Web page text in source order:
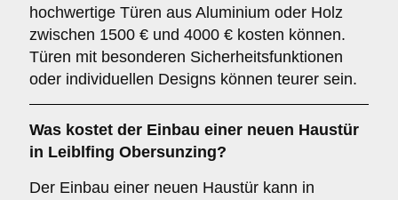
hochwertige Türen aus Aluminium oder Holz
zwischen 1500 € und 4000 € kosten können.
Türen mit besonderen Sicherheitsfunktionen
oder individuellen Designs können teurer sein.
Was kostet der Einbau einer neuen Haustür
in Leiblfing Obersunzing?
Der Einbau einer neuen Haustür kann in